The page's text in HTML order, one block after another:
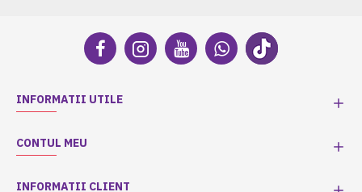
INFORMATII UTILE
CONTUL MEU
INFORMATII CLIENT